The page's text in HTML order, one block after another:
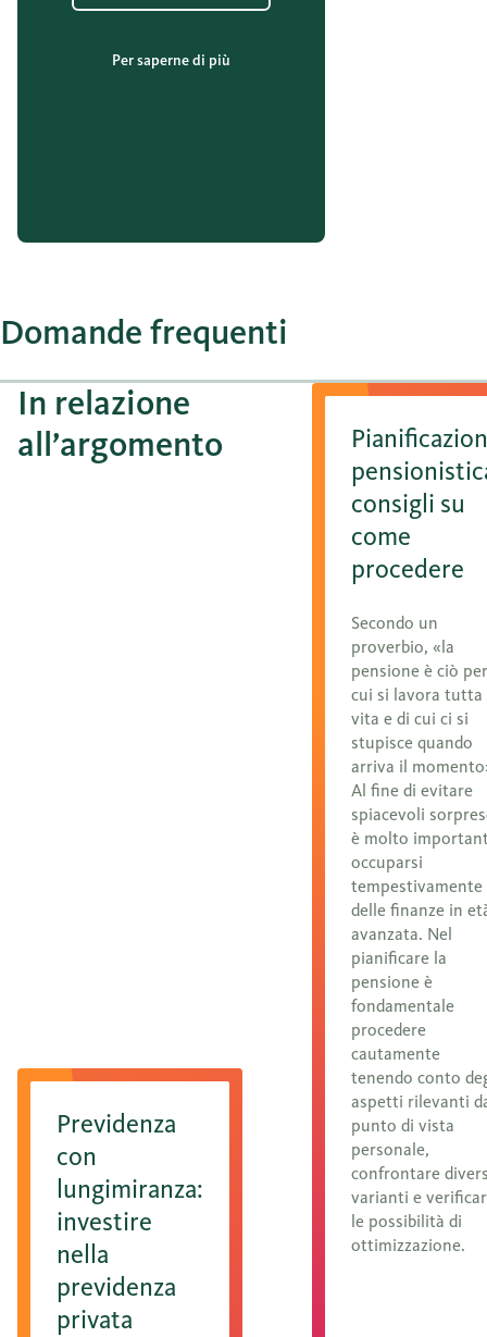
Per saperne di più
Domande frequenti
In relazione
all’argomento
consigli su
come
procedere
Secondo un
proverbio, «la
pensione è ciò per
cui si lavora tutta
vita e di cui ci si
stupisce quando
arriva il
Al fine di evitare
spiacevoli
è molto
occuparsi
tempestivamente
delle finanze in
avanzata. Nel
pianificare la
pensione è
fondamentale
procedere
cautamente
tenendo conto
aspetti rilevanti
punto di vista
personale,
confrontare
varianti e
le possibilità di
ottimizzazione.
Previdenza
con
lungimiranza:
investire
nella
previdenza
privata